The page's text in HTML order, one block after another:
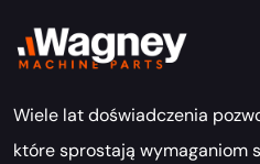
Wiele lat doświadczenia
które sprostają wymaganiom